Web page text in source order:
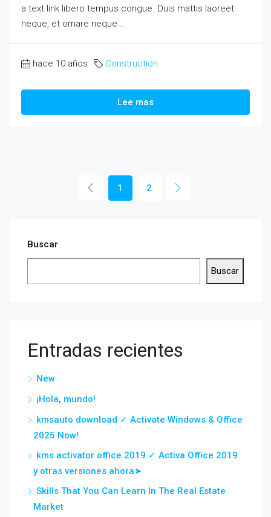
a text link libero tempus congue. Duis mattis laoreet
neque, et ornare neque...
hace 10 años Construction
Lee mas
1 2
Buscar
Buscar
Entradas recientes
New
¡Hola, mundo!
kmsauto download ✓ Activate Windows & Office
2025 Now!
kms activator office 2019 ✓ Activa Office 2019
y otras versiones ahora➤
Skills That You Can Learn In The Real Estate
Market